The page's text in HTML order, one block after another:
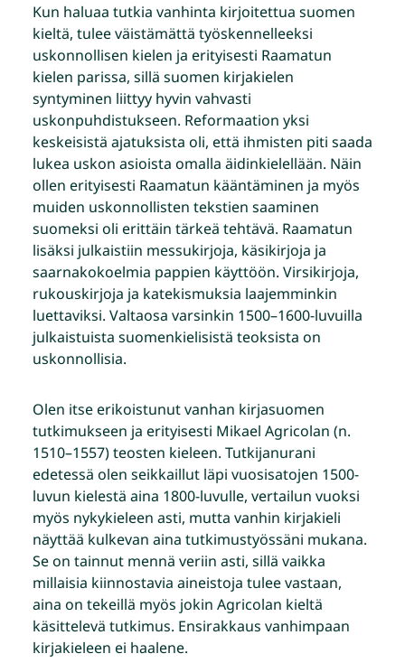
Kun haluaa tutkia vanhinta kirjoitettua suomen
kieltä, tulee väistämättä työskennelleeksi
uskonnollisen kielen ja erityisesti Raamatun
kielen parissa, sillä suomen kirjakielen
syntyminen liittyy hyvin vahvasti
uskonpuhdistukseen. Reformaation yksi
keskeisistä ajatuksista oli, että ihmisten piti saada
lukea uskon asioista omalla äidinkielellään. Näin
ollen erityisesti Raamatun kääntäminen ja myös
muiden uskonnollisten tekstien saaminen
suomeksi oli erittäin tärkeä tehtävä. Raamatun
lisäksi julkaistiin messukirjoja, käsikirjoja ja
saarnakokoelmia pappien käyttöön. Virsikirjoja,
rukouskirjoja ja katekismuksia laajemminkin
luettaviksi. Valtaosa varsinkin 1500–1600-luvuilla
julkaistuista suomenkielisistä teoksista on
uskonnollisia.
Olen itse erikoistunut vanhan kirjasuomen
tutkimukseen ja erityisesti Mikael Agricolan (n.
1510–1557) teosten kieleen. Tutkijanurani
edetessä olen seikkaillut läpi vuosisatojen 1500-
luvun kielestä aina 1800-luvulle, vertailun vuoksi
myös nykykieleen asti, mutta vanhin kirjakieli
näyttää kulkevan aina tutkimustyössäni mukana.
Se on tainnut mennä veriin asti, sillä vaikka
millaisia kiinnostavia aineistoja tulee vastaan,
aina on tekeillä myös jokin Agricolan kieltä
käsittelevä tutkimus. Ensirakkaus vanhimpaan
kirjakieleen ei haalene.